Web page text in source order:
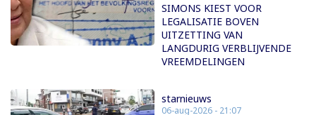
SIMONS KIEST VOOR
LEGALISATIE BOVEN
UITZETTING VAN
LANGDURIG VERBLIJVENDE
VREEMDELINGEN
starnieuws
06-aug-2026 - 21:07